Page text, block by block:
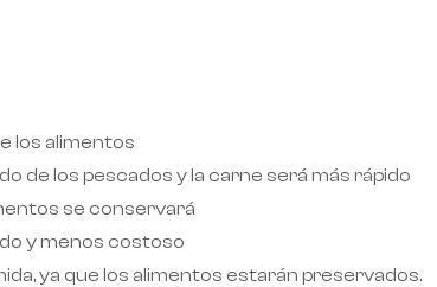
los alimentos
de los pescados y la carne será más rápido
se conservará
y menos costoso
ya que los alimentos estarán preservados.